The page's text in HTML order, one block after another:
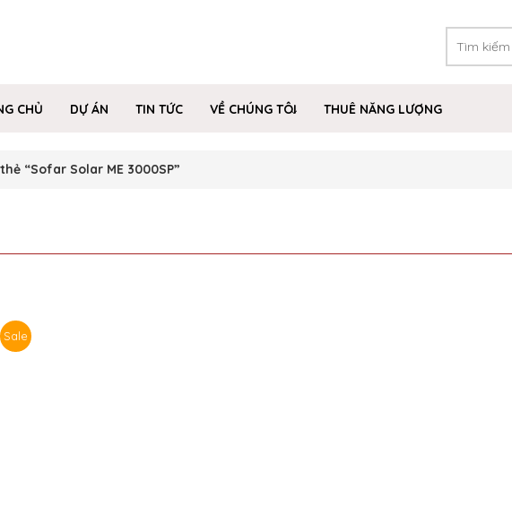
CHỦ DỰ ÁN TIN TỨC VỀ CHÚNG TÔI
THUÊ NĂNG LƯỢNG
“Sofar Solar ME 3000SP”
Sale